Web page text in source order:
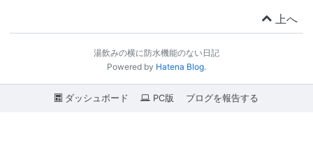
上へ
湯飲みの横に防水機能のない日記
Powered by Hatena Blog.
ダッシュボード PC版 ブログを報告する